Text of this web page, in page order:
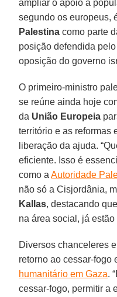
ampliar o apoio à
segundo os europeus,
Palestina como parte
posição defendida
oposição do governo
O primeiro-ministro
se reúne ainda hoje
da União Europeia
território e as reformas
liberação da ajuda.
eficiente. Isso é
como aAutoridade
não só a Cisjordânia,
Kallas, destacando
na área social, já
Diversos chanceleres
retorno ao cessar-
humanitário em Gaza.
cessar-fogo, permitir a